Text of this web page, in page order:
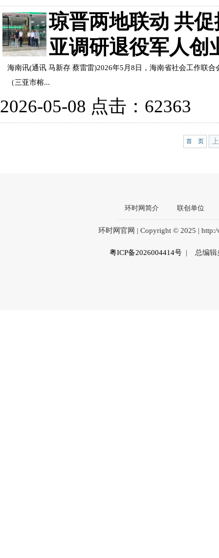
琼晋两地联动 共
亚调研退役军人创
海南讯(通讯 马新存 蔡雷雷)2026年5月8日，海南省社会工作联
（三亚市榕...
2026-05-08 点击：62363
首 页
环时网简介 联创单位
环时网官网 | Copyright © 2025 |
粤ICP备2026004414号| 总编辑办